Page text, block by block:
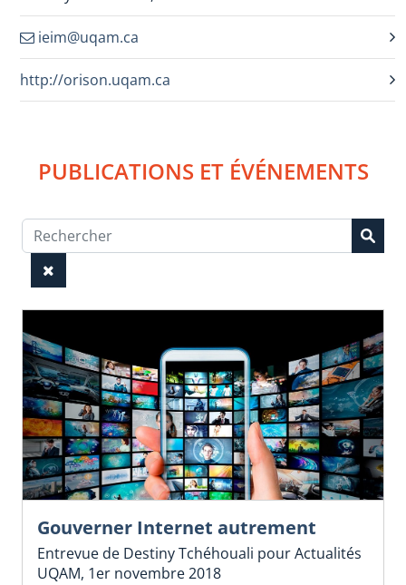
ieim@uqam.ca
http://orison.uqam.ca
PUBLICATIONS ET ÉVÉNEMENTS
Gouverner Internet autrement
Entrevue de Destiny Tchéhouali pour Actualités
UQAM, 1er novembre 2018